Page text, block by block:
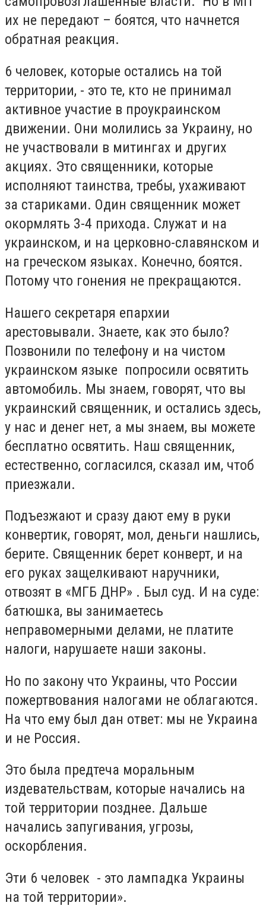
их не передают – боятся, что начнется
обратная реакция.
6 человек, которые остались на той
территории, - это те, кто не принимал
активное участие в проукраинском
движении. Они молились за Украину, но
не участвовали в митингах и других
акциях. Это священники, которые
исполняют таинства, требы, ухаживают
за стариками. Один священник может
окормлять 3-4 прихода. Служат и на
украинском, и на церковно-славянском и
на греческом языках. Конечно, боятся.
Потому что гонения не прекращаются.
Нашего секретаря епархии
арестовывали. Знаете, как это было?
Позвонили по телефону и на чистом
украинском языке попросили освятить
автомобиль. Мы знаем, говорят, что вы
украинский священник, и остались здесь,
у нас и денег нет, а мы знаем, вы можете
бесплатно освятить. Наш священник,
естественно, согласился, сказал им, чтоб
приезжали.
Подъезжают и сразу дают ему в руки
конвертик, говорят, мол, деньги нашлись,
берите. Священник берет конверт, и на
его руках защелкивают наручники,
отвозят в «МГБ ДНР» . Был суд. И на суде:
батюшка, вы занимаетесь
неправомерными делами, не платите
налоги, нарушаете наши законы.
Но по закону что Украины, что России
пожертвования налогами не облагаются.
На что ему был дан ответ: мы не Украина
и не Россия.
Это была предтеча моральным
издевательствам, которые начались на
той территории позднее. Дальше
начались запугивания, угрозы,
оскорбления.
Эти 6 человек - это лампадка Украины
на той территории».